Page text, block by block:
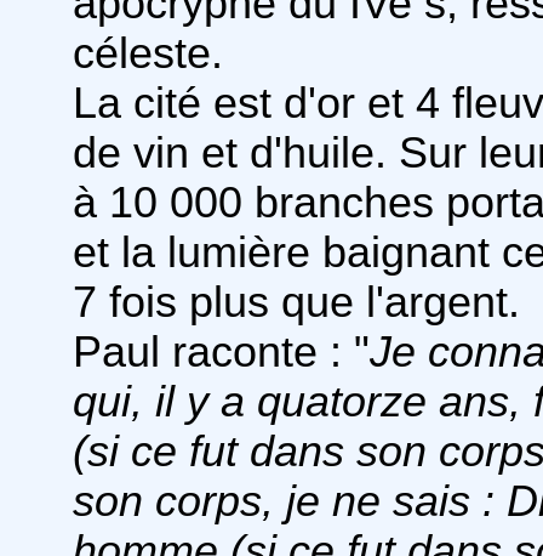
céleste.
La cité est d'or et 4
de vin et d'huile. Sur
à 10 000 branches
et la lumière baignant
7 fois plus que l'argent.
Paul raconte : "Je
qui, il y a quatorze ans,
(si ce fut dans son
son corps, je ne sais :